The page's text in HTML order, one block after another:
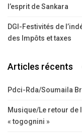
l’esprit de Sankara
DGI-Festivités de
des Impôts et taxes
Articles récents
Pdci-Rda/Soumaila
Musique/Le retour de
« togognini »